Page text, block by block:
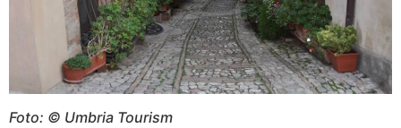
Foto: © Umbria Tourism